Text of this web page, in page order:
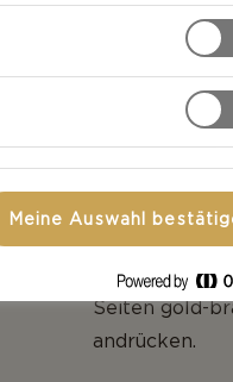
Flüssigkeit
Die
und Pfeffer
teilen.
Eine Pfanne
Einen EL
Pfanne
Seiten gold-
andrücken.
Meine Auswahl